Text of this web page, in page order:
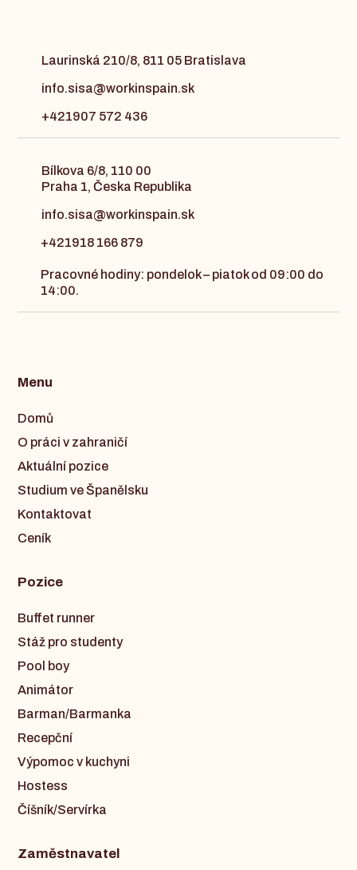
Laurinská 210/8, 811 05 Bratislava
info.sisa@workinspain.sk
+421907 572 436
Bílkova 6/8, 110 00
Praha 1, Česka Republika
info.sisa@workinspain.sk
+421918 166 879
Pracovné hodiny: pondelok – piatok od 09:00 do
14:00.
Menu
Domů
O práci v zahraničí
Aktuální pozice
Studium ve Španělsku
Kontaktovat
Ceník
Pozice
Buffet runner
Stáž pro studenty
Pool boy
Animátor
Barman/Barmanka
Recepční
Výpomoc v kuchyni
Hostess
Číšník/Servírka
Zaměstnavatel